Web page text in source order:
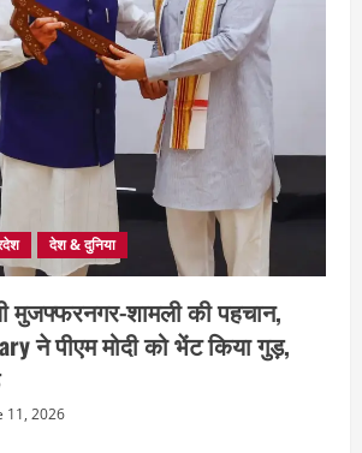
देश & दुनिया
मुजफ्फरनगर-शामली की पहचान,
ने पीएम मोदी को भेंट किया गुड़,
11, 2026